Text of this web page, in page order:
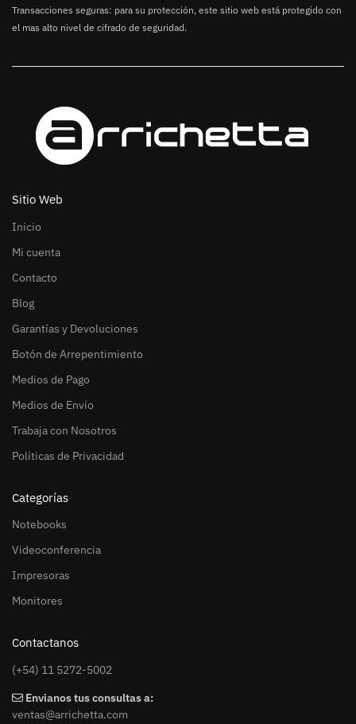
Transacciones seguras: para su protección, este sitio web está protegido con
el mas alto nivel de cifrado de seguridad.
Sitio Web
Inicio
Mi cuenta
Contacto
Blog
Garantías y Devoluciones
Botón de Arrepentimiento
Medios de Pago
Medios de Envío
Trabaja con Nosotros
Políticas de Privacidad
Categorías
Notebooks
Videoconferencia
Impresoras
Monitores
Contactanos
(+54) 11 5272-5002
Envianos tus consultas a:
ventas@arrichetta.com